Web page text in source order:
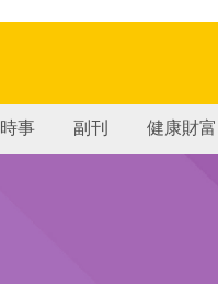
時事 副刊 健康財富